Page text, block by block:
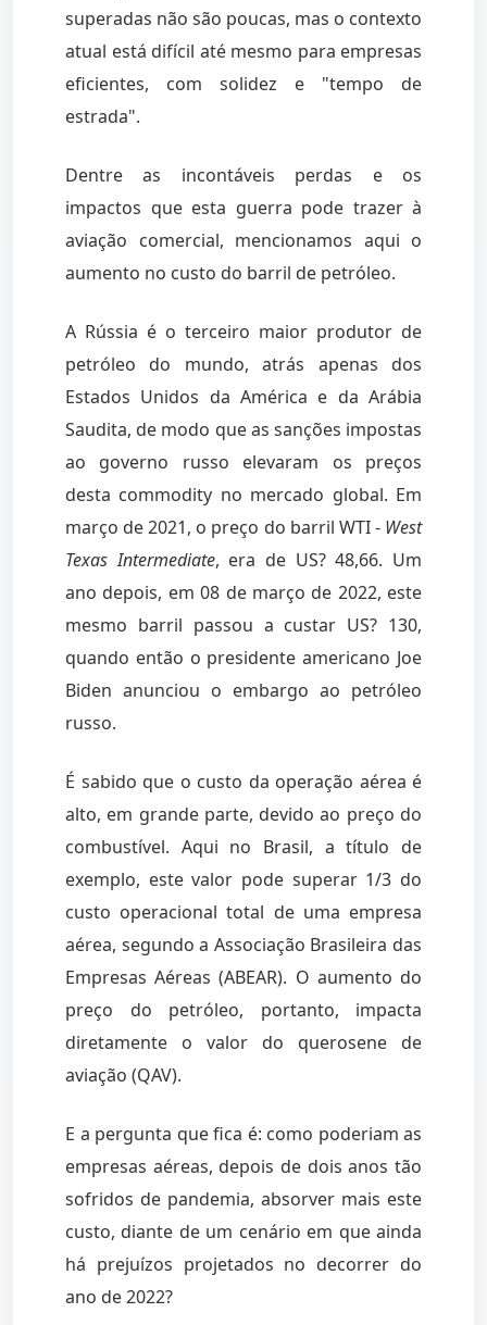
superadas não são poucas, mas o contexto
atual está difícil até mesmo para empresas
eficientes, com solidez e "tempo de
estrada".
Dentre as incontáveis perdas e os
impactos que esta guerra pode trazer à
aviação comercial, mencionamos aqui o
aumento no custo do barril de petróleo.
A Rússia é o terceiro maior produtor de
petróleo do mundo, atrás apenas dos
Estados Unidos da América e da Arábia
Saudita, de modo que as sanções impostas
ao governo russo elevaram os preços
desta commodity no mercado global. Em
março de 2021, o preço do barril WTI - West
Texas Intermediate, era de US? 48,66. Um
ano depois, em 08 de março de 2022, este
mesmo barril passou a custar US? 130,
quando então o presidente americano Joe
Biden anunciou o embargo ao petróleo
russo.
É sabido que o custo da operação aérea é
alto, em grande parte, devido ao preço do
combustível. Aqui no Brasil, a título de
exemplo, este valor pode superar 1/3 do
custo operacional total de uma empresa
aérea, segundo a Associação Brasileira das
Empresas Aéreas (ABEAR). O aumento do
preço do petróleo, portanto, impacta
diretamente o valor do querosene de
aviação (QAV).
E a pergunta que fica é: como poderiam as
empresas aéreas, depois de dois anos tão
sofridos de pandemia, absorver mais este
custo, diante de um cenário em que ainda
há prejuízos projetados no decorrer do
ano de 2022?